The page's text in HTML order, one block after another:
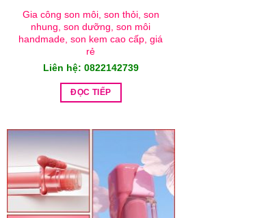
Gia công son môi, son thỏi, son
nhung, son dưỡng, son môi
handmade, son kem cao cấp, giá
rẻ
Liên hệ: 0822142739
ĐỌC TIẾP